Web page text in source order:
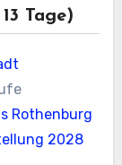
Tage)
Rothenburg
2028